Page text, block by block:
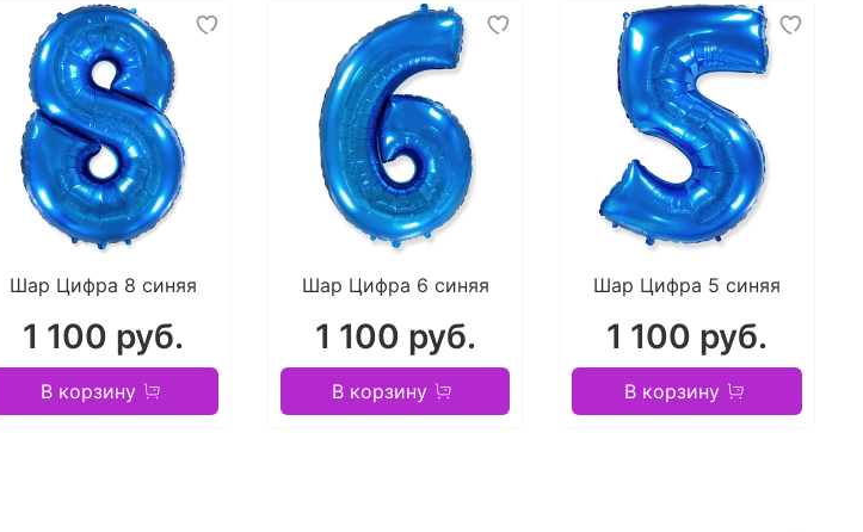
Шар Цифра 8 синяя
1 100 руб.
В корзину
Шар Цифра 6 синяя
1 100 руб.
В корзину
Шар Цифра 5 синяя
1 100 руб.
В корзину